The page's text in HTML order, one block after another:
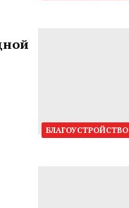
БЛАГОУСТРОЙСТВО